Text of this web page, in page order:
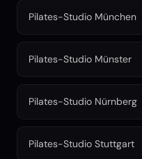
Pilates-Studio München
Pilates-Studio Münster
Pilates-Studio Nürnberg
Pilates-Studio Stuttgart